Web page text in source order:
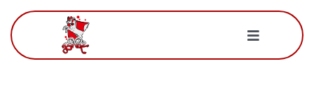
Zum
Inhalt
springen
Toggle